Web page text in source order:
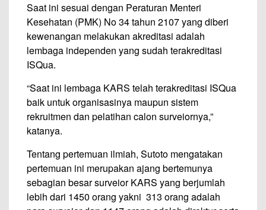
Saat ini sesuai dengan Peraturan Menteri
Kesehatan (PMK) No 34 tahun 2107 yang diberi
kewenangan melakukan akreditasi adalah
lembaga independen yang sudah terakreditasi
ISQua.
“Saat ini lembaga KARS telah terakreditasi ISQua
baik untuk organisasinya maupun sistem
rekruitmen dan pelatihan calon surveiornya,”
katanya.
Tentang pertemuan ilmiah, Sutoto mengatakan
pertemuan ini merupakan ajang bertemunya
sebagian besar surveior KARS yang berjumlah
lebih dari 1450 orang yakni 313 orang adalah